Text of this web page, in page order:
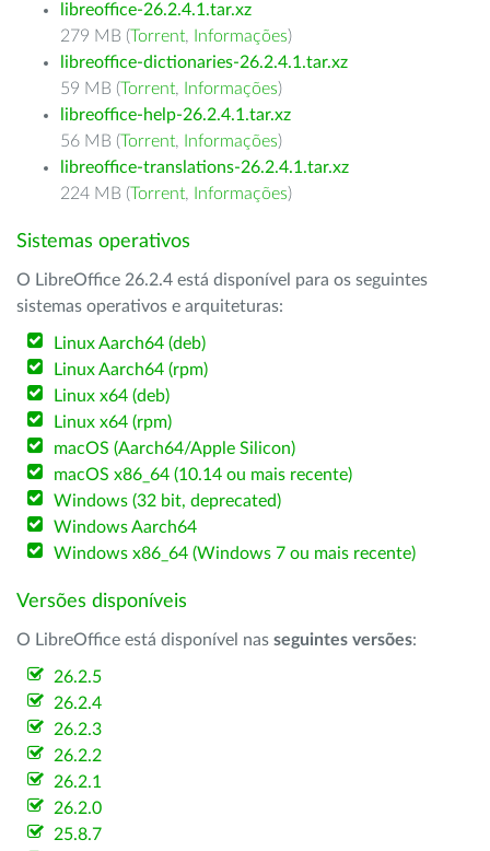
libreoffice-26.2.4.1.tar.xz
279 MB (Torrent, Informações)
libreoffice-dictionaries-26.2.4.1.tar.xz
59 MB (Torrent, Informações)
libreoffice-help-26.2.4.1.tar.xz
56 MB (Torrent, Informações)
libreoffice-translations-26.2.4.1.tar.xz
224 MB (Torrent, Informações)
Sistemas operativos
O LibreOffice 26.2.4 está disponível para os seguintes
sistemas operativos e arquiteturas:
Linux Aarch64 (deb)
Linux Aarch64 (rpm)
Linux x64 (deb)
Linux x64 (rpm)
macOS (Aarch64/Apple Silicon)
macOS x86_64 (10.14 ou mais recente)
Windows (32 bit, deprecated)
Windows Aarch64
Windows x86_64 (Windows 7 ou mais recente)
Versões disponíveis
O LibreOffice está disponível nas seguintes versões:
26.2.5
26.2.4
26.2.3
26.2.2
26.2.1
26.2.0
25.8.7